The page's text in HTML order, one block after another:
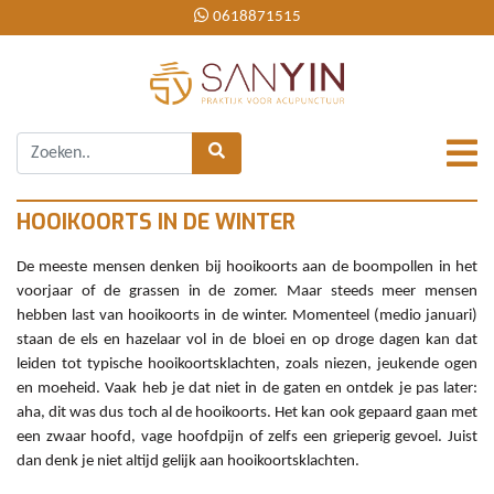
0618871515
HOOIKOORTS IN DE WINTER
De meeste mensen denken bij hooikoorts aan de boompollen in het
voorjaar of de grassen in de zomer. Maar steeds meer mensen
hebben last van hooikoorts in de winter. Momenteel (medio januari)
staan de els en hazelaar vol in de bloei en op droge dagen kan dat
leiden tot typische hooikoortsklachten, zoals niezen, jeukende ogen
en moeheid. Vaak heb je dat niet in de gaten en ontdek je pas later:
aha, dit was dus toch al de hooikoorts. Het kan ook gepaard gaan met
een zwaar hoofd, vage hoofdpijn of zelfs een grieperig gevoel. Juist
dan denk je niet altijd gelijk aan hooikoortsklachten.